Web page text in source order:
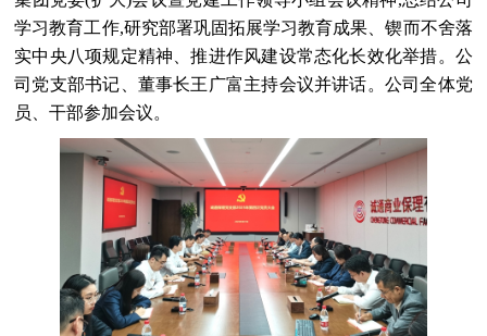
学习教育工作,研究部署巩固拓展学习教育成果、锲而不舍落
实中央八项规定精神、推进作风建设常态化长效化举措。公
司党支部书记、董事长王广富主持会议并讲话。公司全体党
员、干部参加会议。